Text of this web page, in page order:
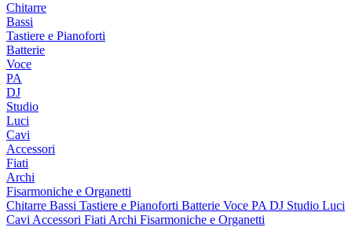
Chitarre
Bassi
Tastiere e Pianoforti
Batterie
Voce
PA
DJ
Studio
Luci
Cavi
Accessori
Fiati
Archi
Fisarmoniche e Organetti
Chitarre Bassi Tastiere e Pianoforti Batterie Voce PA DJ Studio Luci
Cavi Accessori Fiati Archi Fisarmoniche e Organetti